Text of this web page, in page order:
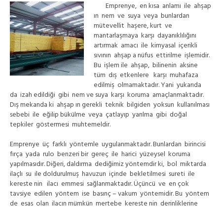
Emprenye, en kısa anlamı ile ahşap
ın nem ve suya veya bunlardan
mütevellit haşere, kurt ve
mantarlaşmaya karşı dayanıklılığını
artırmak amacı ile kimyasal içerikli
sıvının ahşap a nüfus ettirilme işlemidir.
Bu işlem ile ahşap, bilinenin aksine
tüm dış etkenlere karşı muhafaza
edilmiş olmamaktadır. Yani yukarıda
da izah edildiği gibi nem ve suya karşı koruma amaçlanmaktadır.
Dış mekanda ki ahşap ın gerekli teknik bilgiden yoksun kullanılması
sebebi ile eğilip bükülme veya çatlayıp yarılma gibi doğal
tepkiler göstermesi muhtemeldir.
Emprenye üç farklı yöntemle uygulanmaktadır. Bunlardan birincisi
fırça yada rulo benzeri bir gereç ile harici yüzeysel koruma
yapılmasıdır. Diğeri, daldırma dediğimiz yöntemdir ki, bol miktarda
ilaçlı su ile doldurulmuş havuzun içinde bekletilmesi sureti ile
kereste nin ilacı emmesi sağlanmaktadır. Üçüncü ve en çok
tavsiye edilen yöntem ise basınç – vakum yöntemidir. Bu yöntem
de esas olan ilacın mümkün mertebe kereste nin derinliklerine